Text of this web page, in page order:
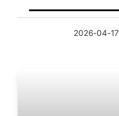
2026-04-17